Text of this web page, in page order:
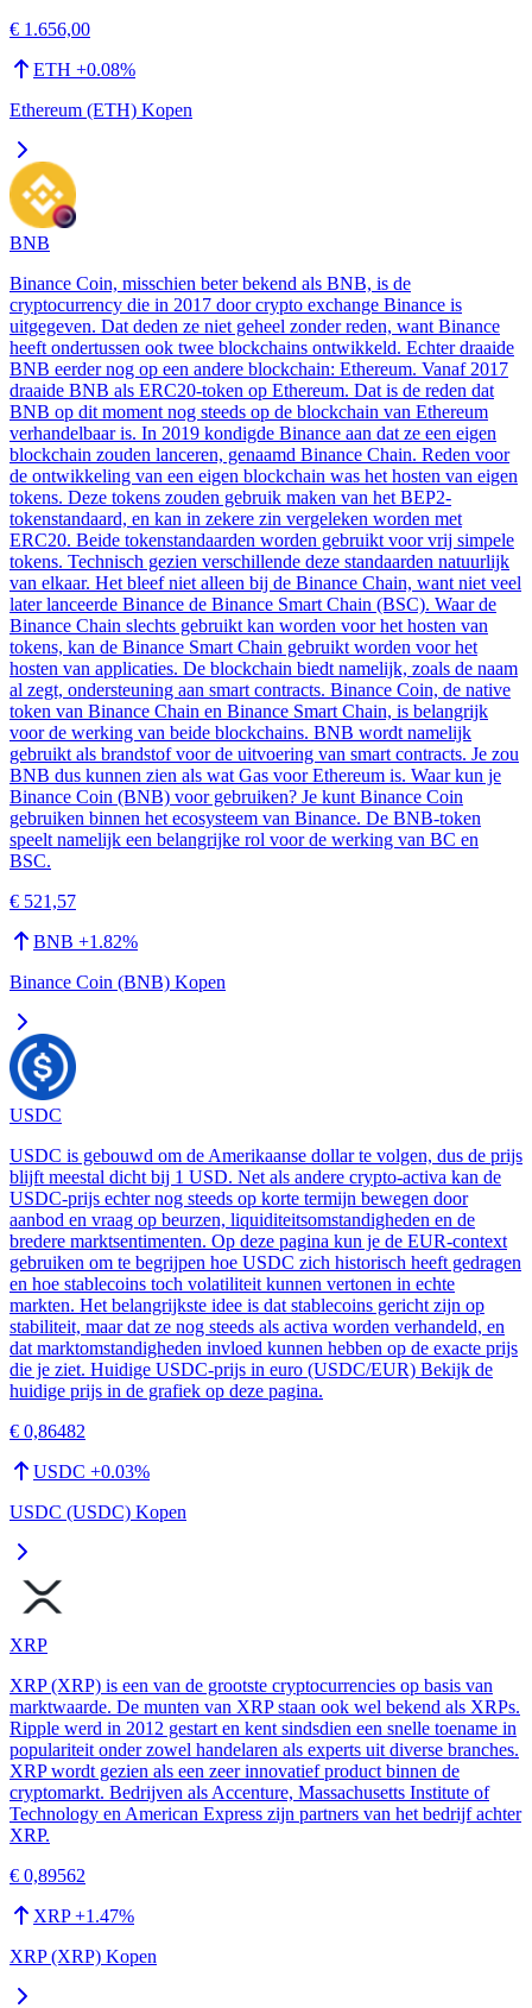
€ 1.656,00
ETH +0.08%
Ethereum (ETH) Kopen
BNB
Binance Coin, misschien beter bekend als BNB, is de
cryptocurrency die in 2017 door crypto exchange Binance is
uitgegeven. Dat deden ze niet geheel zonder reden, want Binance
heeft ondertussen ook twee blockchains ontwikkeld. Echter draaide
BNB eerder nog op een andere blockchain: Ethereum. Vanaf 2017
draaide BNB als ERC20-token op Ethereum. Dat is de reden dat
BNB op dit moment nog steeds op de blockchain van Ethereum
verhandelbaar is. In 2019 kondigde Binance aan dat ze een eigen
blockchain zouden lanceren, genaamd Binance Chain. Reden voor
de ontwikkeling van een eigen blockchain was het hosten van eigen
tokens. Deze tokens zouden gebruik maken van het BEP2-
tokenstandaard, en kan in zekere zin vergeleken worden met
ERC20. Beide tokenstandaarden worden gebruikt voor vrij simpele
tokens. Technisch gezien verschillende deze standaarden natuurlijk
van elkaar. Het bleef niet alleen bij de Binance Chain, want niet veel
later lanceerde Binance de Binance Smart Chain (BSC). Waar de
Binance Chain slechts gebruikt kan worden voor het hosten van
tokens, kan de Binance Smart Chain gebruikt worden voor het
hosten van applicaties. De blockchain biedt namelijk, zoals de naam
al zegt, ondersteuning aan smart contracts. Binance Coin, de native
token van Binance Chain en Binance Smart Chain, is belangrijk
voor de werking van beide blockchains. BNB wordt namelijk
gebruikt als brandstof voor de uitvoering van smart contracts. Je zou
BNB dus kunnen zien als wat Gas voor Ethereum is. Waar kun je
Binance Coin (BNB) voor gebruiken? Je kunt Binance Coin
gebruiken binnen het ecosysteem van Binance. De BNB-token
speelt namelijk een belangrijke rol voor de werking van BC en
BSC.
€ 521,57
BNB +1.82%
Binance Coin (BNB) Kopen
USDC
USDC is gebouwd om de Amerikaanse dollar te volgen, dus de prijs
blijft meestal dicht bij 1 USD. Net als andere crypto-activa kan de
USDC-prijs echter nog steeds op korte termijn bewegen door
aanbod en vraag op beurzen, liquiditeitsomstandigheden en de
bredere marktsentimenten. Op deze pagina kun je de EUR-context
gebruiken om te begrijpen hoe USDC zich historisch heeft gedragen
en hoe stablecoins toch volatiliteit kunnen vertonen in echte
markten. Het belangrijkste idee is dat stablecoins gericht zijn op
stabiliteit, maar dat ze nog steeds als activa worden verhandeld, en
dat marktomstandigheden invloed kunnen hebben op de exacte prijs
die je ziet. Huidige USDC-prijs in euro (USDC/EUR) Bekijk de
huidige prijs in de grafiek op deze pagina.
€ 0,86482
USDC +0.03%
USDC (USDC) Kopen
XRP
XRP (XRP) is een van de grootste cryptocurrencies op basis van
marktwaarde. De munten van XRP staan ook wel bekend als XRPs.
Ripple werd in 2012 gestart en kent sindsdien een snelle toename in
populariteit onder zowel handelaren als experts uit diverse branches.
XRP wordt gezien als een zeer innovatief product binnen de
cryptomarkt. Bedrijven als Accenture, Massachusetts Institute of
Technology en American Express zijn partners van het bedrijf achter
XRP.
€ 0,89562
XRP +1.47%
XRP (XRP) Kopen